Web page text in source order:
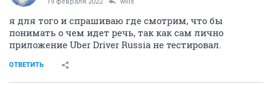
я для того и спрашиваю где смотрим, что бы
понимать о чем идет речь, так как сам лично
приложение Uber Driver Russia не тестировал.
ОТВЕТИТЬ